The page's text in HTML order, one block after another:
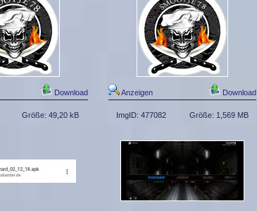
Download Anzeigen Download
Größe: 49,20 kB ImgID: 477082 Größe: 1,569 MB